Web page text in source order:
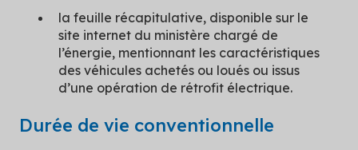
la feuille récapitulative, disponible sur le
site internet du ministère chargé de
l’énergie, mentionnant les caractéristiques
des véhicules achetés ou loués ou issus
d’une opération de rétrofit électrique.
Durée de vie conventionnelle